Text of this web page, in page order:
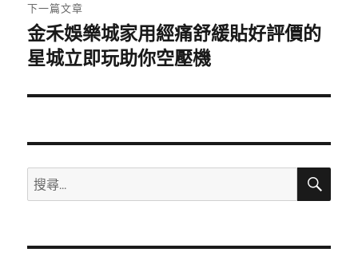
下一篇文章
下
一
文
金禾娛樂城家用經痛舒緩貼好評價的
星城立即玩助你空壓機
搜
尋
鍵
搜